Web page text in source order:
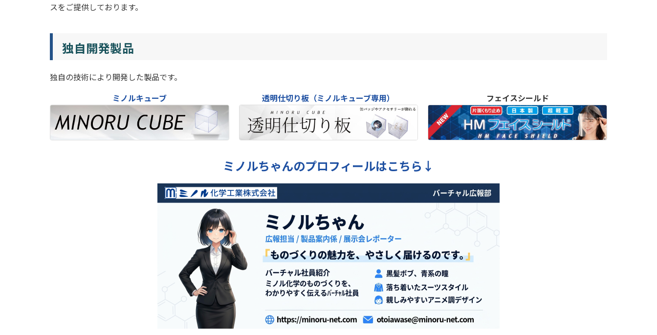
スをご提供しております。
独自開発製品
独自の技術により開発した製品です。
ミノルキューブ
透明仕切り板（ミノルキューブ専用） フェイスシールド
ミノルちゃんのプロフィールはこちら↓